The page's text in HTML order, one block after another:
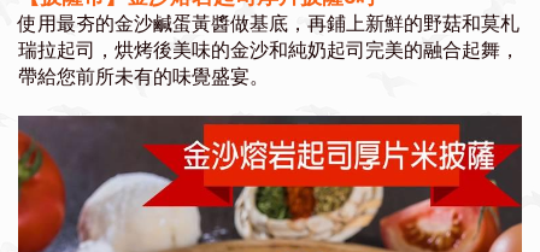
使用最夯的金沙鹹蛋黃醬做基底，再鋪上新鮮的野菇和莫札
瑞拉起司，烘烤後美味的金沙和純奶起司完美的融合起舞，
帶給您前所未有的味覺盛宴。